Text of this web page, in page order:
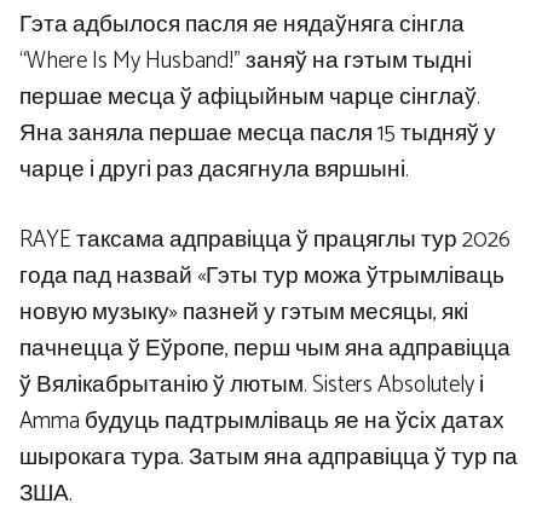
Гэта адбылося пасля яе нядаўняга сінгла
“Where Is My Husband!” заняў на гэтым тыдні
першае месца ў афіцыйным чарце сінглаў.
Яна заняла першае месца пасля 15 тыдняў у
чарце і другі раз дасягнула вяршыні.
RAYE таксама адправіцца ў працяглы тур 2026
года пад назвай «Гэты тур можа ўтрымліваць
новую музыку» пазней у гэтым месяцы, які
пачнецца ў Еўропе, перш чым яна адправіцца
ў Вялікабрытанію ў лютым. Sisters Absolutely і
Amma будуць падтрымліваць яе на ўсіх датах
шырокага тура. Затым яна адправіцца ў тур па
ЗША.